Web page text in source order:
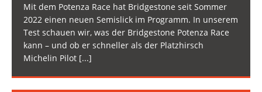
Mit dem Potenza Race hat Bridgestone seit Sommer
2022 einen neuen Semislick im Programm. In unserem
Test schauen wir, was der Bridgestone Potenza Race
kann – und ob er schneller als der Platzhirsch
Michelin Pilot [...]